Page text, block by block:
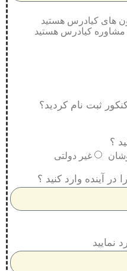
های کیادرس هستید
کیادرس هستید
ثبت نام کردید؟
؟
غیر دولتی
آینده وارد کنید ؟
نمایید